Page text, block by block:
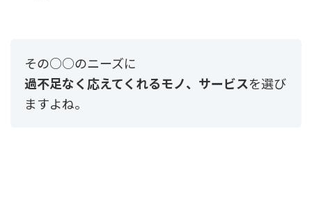
その○○のニーズに
過不足なく応えてくれるモノ、サービスを選び
ますよね。